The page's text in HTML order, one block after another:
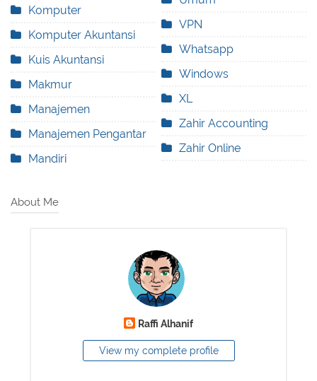
Komputer
Komputer Akuntansi
Kuis Akuntansi
Makmur
Manajemen
Manajemen Pengantar
Mandiri
VPN
Whatsapp
Windows
XL
Zahir Accounting
Zahir Online
About Me
Raffi Alhanif
View my complete profile